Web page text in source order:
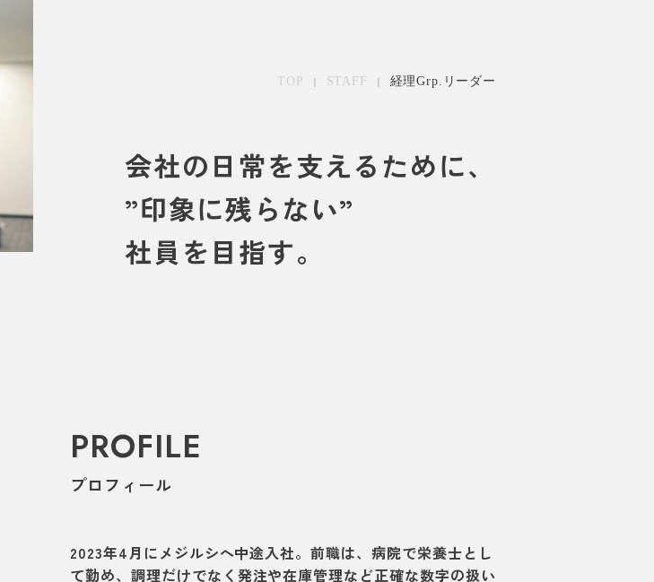
TOP | STAFF | 経理Grp.リーダー
会社の日常を支えるために、
”印象に残らない”
社員を目指す。
PROFILE
プロフィール
2023年4月にメジルシへ中途入社。前職は、病院で栄養士とし
て勤め、調理だけでなく発注や在庫管理など正確な数字の扱い